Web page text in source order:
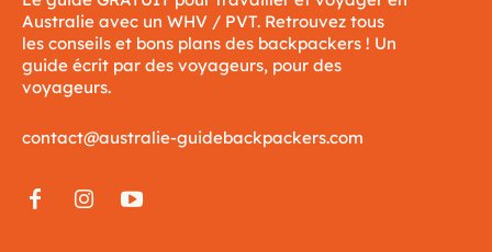
Australie avec un WHV / PVT. Retrouvez tous
les conseils et bons plans des backpackers ! Un
guide écrit par des voyageurs, pour des
voyageurs.
contact@australie-guidebackpackers.com